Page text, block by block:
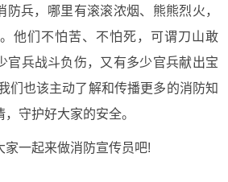
防兵，哪里有滚滚浓烟、熊熊烈火，
他们不怕苦、不怕死，可谓刀山敢
官兵战斗负伤，又有多少官兵献出宝
们也该主动了解和传播更多的消防知
守护好大家的安全。
家一起来做消防宣传员吧!